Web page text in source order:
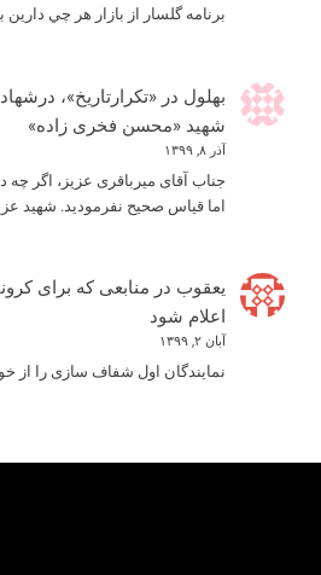
برنامه گلسار از بازار هر چي
بهلول در «تکرارتاریخ»،
شهید «محسن فخری زاده»
آذر ۸, ۱۳۹۹
جناب آقای میرباقری عزیز، اگر
اما قیاس صحیح نفرمودید. شهید
یعقوب در منابعی که برای
اعلام شود
آبان ۲, ۱۳۹۹
نمایندگان اول شفاف سازی را از